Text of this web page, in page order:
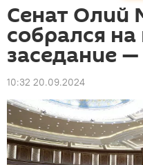
Сенат Олий
собрался
заседание
10:32 20.09.2024